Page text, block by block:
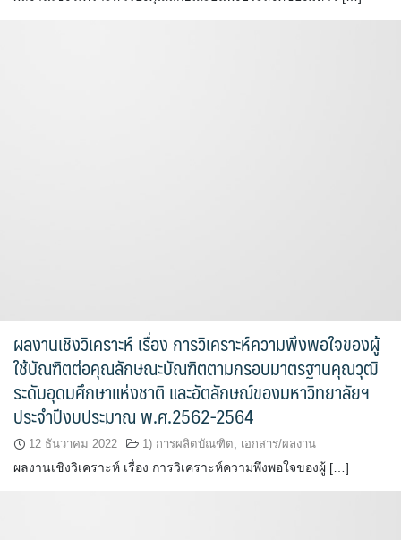
ผลงานเชิงวิเคราะห์ เรื่อง การวิเคราะห์ความพึงพอใจของผู้
ใช้บัณฑิตต่อคุณลักษณะบัณฑิตตามกรอบมาตรฐานคุณวุฒิ
ระดับอุดมศึกษาแห่งชาติ และอัตลักษณ์ของมหาวิทยาลัยฯ
ประจำปีงบประมาณ พ.ศ.2562-2564
12 ธันวาคม 2022 1) การผลิตบัณฑิต, เอกสาร/ผลงาน
ผลงานเชิงวิเคราะห์ เรื่อง การวิเคราะห์ความพึงพอใจของผู้ […]